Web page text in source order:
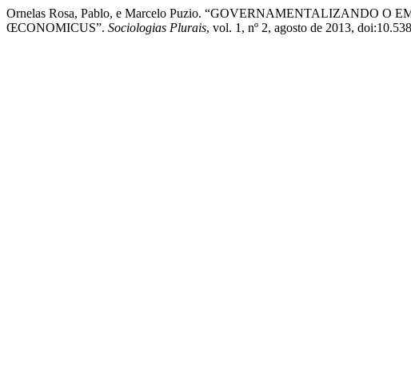
Ornelas Rosa, Pablo, e Marcelo Puzio. “GOVERNAMENTALIZANDO O
ŒCONOMICUS”. Sociologias Plurais, vol. 1, nº 2, agosto de 2013,